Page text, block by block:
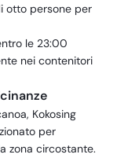
otto persone per
le 23:00
nei contenitori
Kokosing
per
zona circostante.